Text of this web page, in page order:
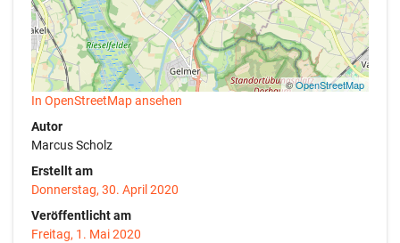
©OpenStreetMap
In OpenStreetMap ansehen
Autor
Marcus Scholz
Erstellt am
Donnerstag, 30. April 2020
Veröffentlicht am
Freitag, 1. Mai 2020